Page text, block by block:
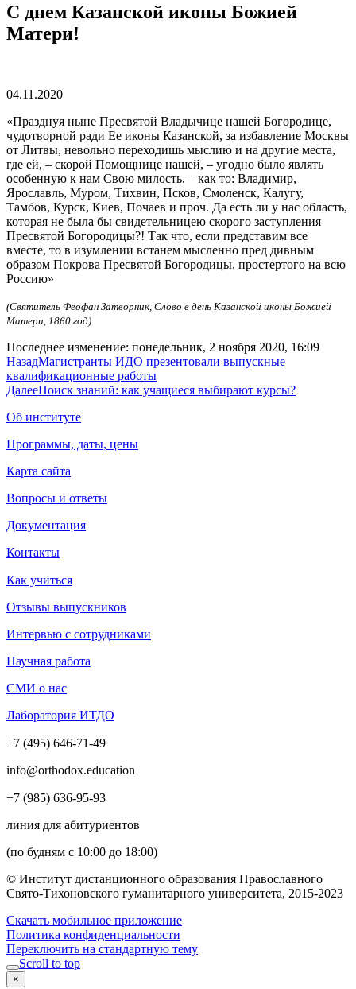
С днем Казанской иконы Божией
Матери!
04.11.2020
«Празднуя ныне Пресвятой Владычице нашей Богородице,
чудотворной ради Ее иконы Казанской, за избавление Москвы
от Литвы, невольно переходишь мыслию и на другие места,
где ей, – скорой Помощнице нашей, – угодно было являть
особенную к нам Свою милость, – как то: Владимир,
Ярославль, Муром, Тихвин, Псков, Смоленск, Калугу,
Тамбов, Курск, Киев, Почаев и проч. Да есть ли у нас область,
которая не была бы свидетельницею скорого заступления
Пресвятой Богородицы?! Так что, если представим все
вместе, то в изумлении встанем мысленно пред дивным
образом Покрова Пресвятой Богородицы, простертого на всю
Россию»
(Святитель Феофан Затворник, Слово в день Казанской иконы Божией
Матери, 1860 год)
Последнее изменение: понедельник, 2 ноября 2020, 16:09
НазадМагистранты ИДО презентовали выпускные
квалификационные работы
ДалееПоиск знаний: как учащиеся выбирают курсы?
Об институте
Программы, даты, цены
Карта сайта
Вопросы и ответы
Документация
Контакты
Как учиться
Отзывы выпускников
Интервью с сотрудниками
Научная работа
СМИ о нас
Лаборатория ИТДО
+7 (495) 646-71-49
info@orthodox.education
+7 (985) 636-95-93
линия для абитуриентов
(по будням с 10:00 до 18:00)
© Институт дистанционного образования Православного
Свято-Тихоновского гуманитарного университета, 2015-2023
Скачать мобильное приложение
Политика конфиденциальности
Переключить на стандартную тему
Scroll to top
×